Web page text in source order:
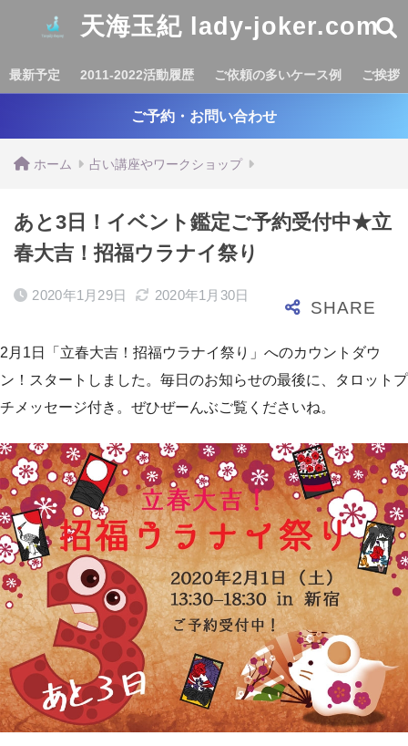
天海玉紀 lady-joker.com
最新予定 2011-2022活動履歴 ご依頼の多いケース例 ご挨拶
ご予約・お問い合わせ
ホーム 占い講座やワークショップ
あと3日！イベント鑑定ご予約受付中★立
春大吉！招福ウラナイ祭り
2020年1月29日 2020年1月30日
2月1日「立春大吉！招福ウラナイ祭り」へのカウントダウ
ン！スタートしました。毎日のお知らせの最後に、タロットプ
チメッセージ付き。ぜひぜーんぶご覧くださいね。